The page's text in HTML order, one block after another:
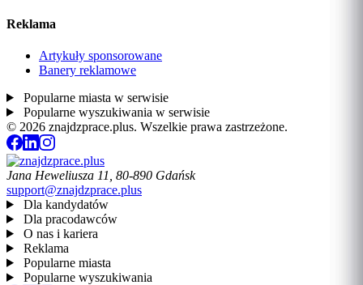
Reklama
Artykuły sponsorowane
Banery reklamowe
Popularne miasta w serwisie
Popularne wyszukiwania w serwisie
© 2026 znajdzprace.plus. Wszelkie prawa zastrzeżone.
Jana Heweliusza 11, 80-890 Gdańsk
support@znajdzprace.plus
Dla kandydatów
Dla pracodawców
O nas i kariera
Reklama
Popularne miasta
Popularne wyszukiwania